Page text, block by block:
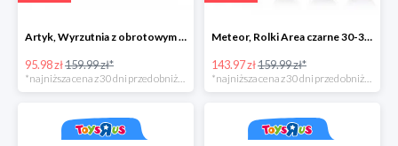
Artyk, Wyrzutnia z obrotowym bębenkiem ze strzałkami 40 sztuk
95.98 zł159.99 zł*
Meteor, Rolki Area czarne 30-33 S
143.97 zł159.99 zł*